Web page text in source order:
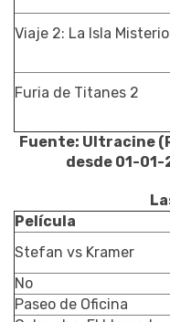
Viaje 2: La Isla
Furia de Titanes 2
Fuente: Ultracine
desde 01-
Película
Stefan vs Kramer
No
Paseo de Oficina